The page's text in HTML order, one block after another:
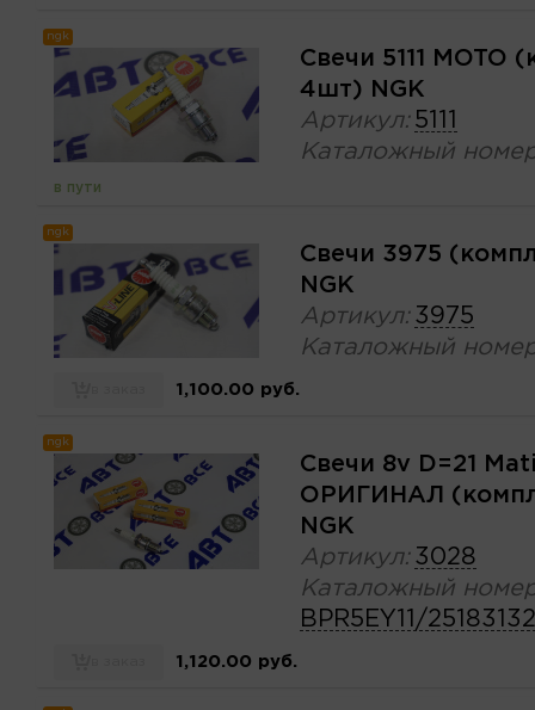
ngk
Свечи 5111 MOTO
4шт) NGK
Артикул: 5111
Каталожный
в пути
ngk
Свечи 3975
NGK
Артикул: 3975
Каталожный
1,100.00 руб.
ngk
Свечи 8v D=21
ОРИГИНАЛ
NGK
Артикул: 3028
Каталожный
BPR5EY11/25183132
1,120.00 руб.